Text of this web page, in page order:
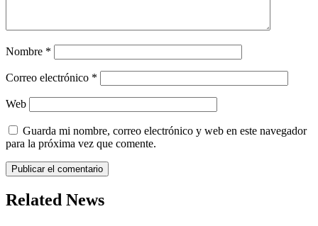
Nombre *
Correo electrónico *
Web
Guarda mi nombre, correo electrónico y web en este navegador
para la próxima vez que comente.
Related News